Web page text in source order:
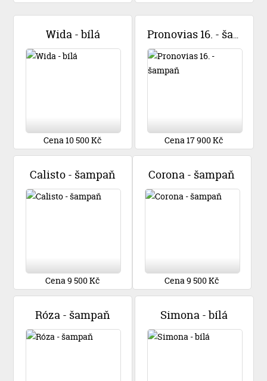
Wida - bílá
Cena 10 500 Kč
Pronovias 16. - šampaň
Cena 17 900 Kč
Calisto - šampaň
Cena 9 500 Kč
Corona - šampaň
Cena 9 500 Kč
Róza - šampaň Simona - bílá